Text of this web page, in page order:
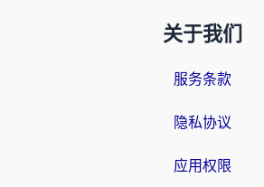
关于我们
服务条款
隐私协议
应用权限